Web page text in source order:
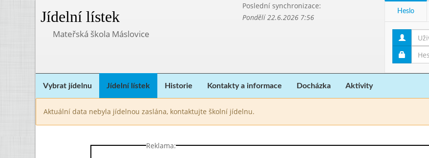
Jídelní lístek
Poslední synchronizace:
Pondělí 22.6.2026 7:56
Mateřská škola Máslovice
Heslo
Vybrat jídelnu Jídelní lístek Historie Kontakty a informace Docházka Aktivity
Aktuální data nebyla jídelnou zaslána, kontaktujte školní jídelnu.
Reklama: